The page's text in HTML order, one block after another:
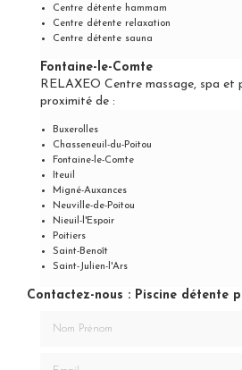
Centre détente hammam
Centre détente relaxation
Centre détente sauna
Fontaine-le-Comte
RELAXEO Centre massage, spa et
proximité de :
Buxerolles
Chasseneuil-du-Poitou
Fontaine-le-Comte
Iteuil
Migné-Auxances
Neuville-de-Poitou
Nieuil-l'Espoir
Poitiers
Saint-Benoît
Saint-Julien-l'Ars
Contactez-nous : Piscine détente